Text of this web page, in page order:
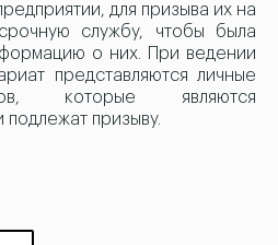
для призыва их на
службу, чтобы была
о них. При ведении
представляются личные
которые являются
призыву.